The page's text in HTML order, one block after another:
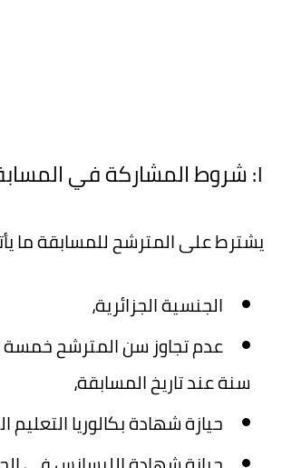
١: شروط المشاركة في المسابقة:
يشترط على المترشح للمسابقة ما
الجنسية الجزائرية،
سنة عند تاريخ المسابقة،
حيازة شهادة بكالوريا التعليم